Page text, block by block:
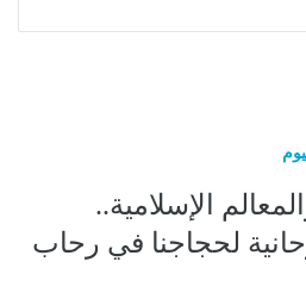
الإسلامية..
لحجاجنا في رحاب